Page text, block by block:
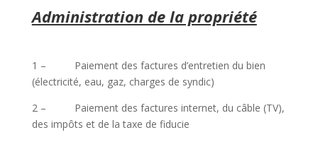
Administration de la propriété
1 – Paiement des factures d’entretien du bien
(électricité, eau, gaz, charges de syndic)
2 – Paiement des factures internet, du câble (TV),
des impôts et de la taxe de fiducie